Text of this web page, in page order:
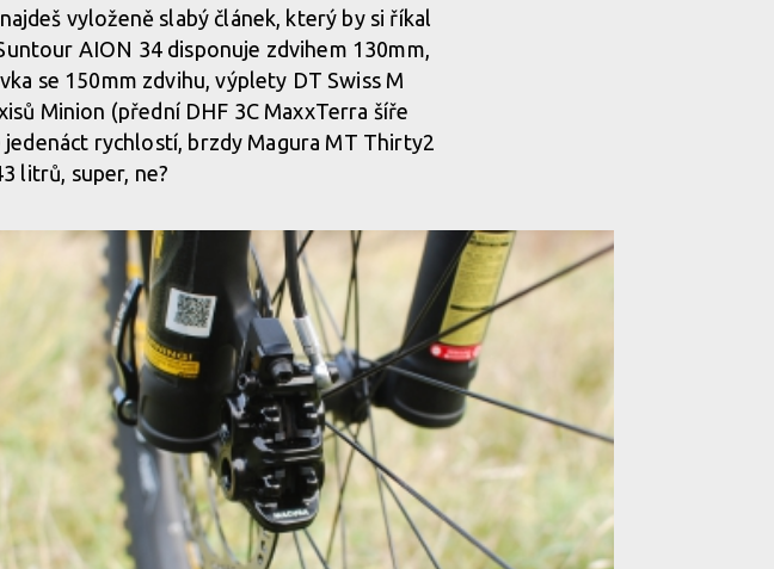
vyloženě slabý článek, který by si říkal
AION 34 disponuje zdvihem 130mm,
se 150mm zdvihu, výplety DT Swiss M
Minion (přední DHF 3C MaxxTerra šíře
jedenáct rychlostí, brzdy Magura MT Thirty2
litrů, super, ne?